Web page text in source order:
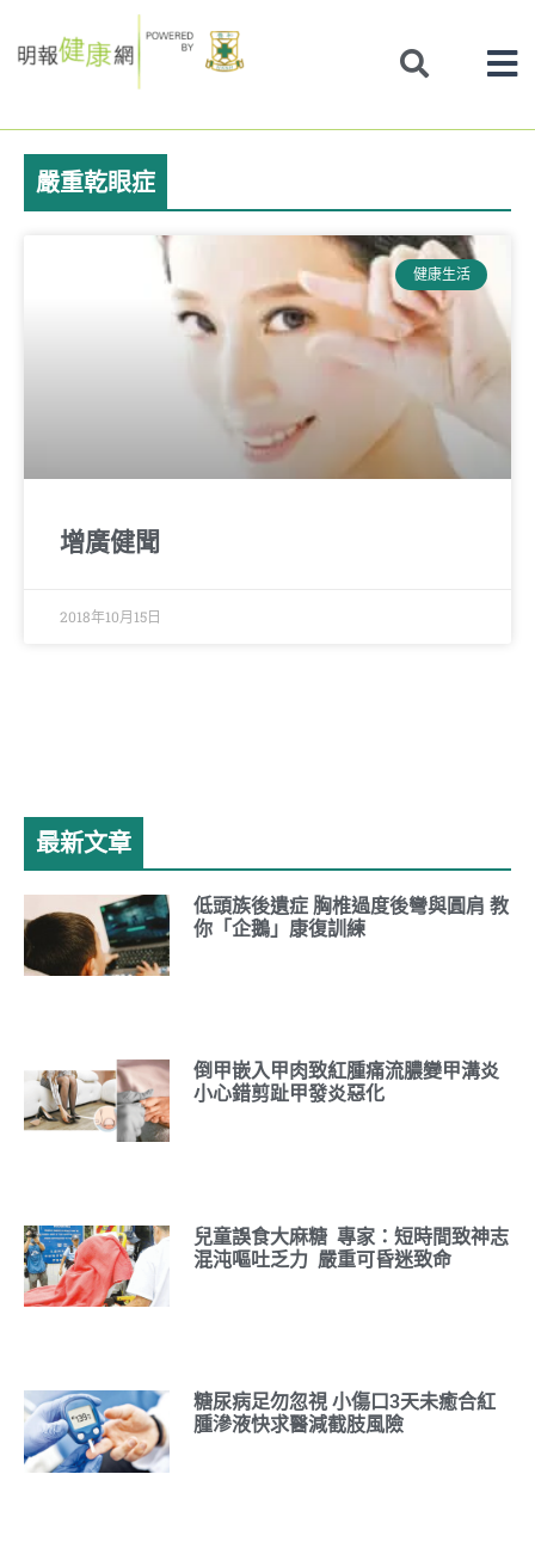
to
嚴重乾眼症
健康生活
增廣健聞
2018年10月15日
最新文章
低頭族後遺症 胸椎過度後彎與圓肩 教
你「企鵝」康復訓練
倒甲嵌入甲肉致紅腫痛流膿變甲溝炎
小心錯剪趾甲發炎惡化
兒童誤食大麻糖 專家：短時間致神志
混沌嘔吐乏力 嚴重可昏迷致命
糖尿病足勿忽視 小傷口3天未癒合紅
腫滲液快求醫減截肢風險